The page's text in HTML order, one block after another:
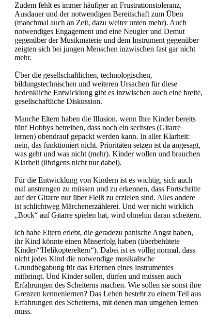
Zudem fehlt es immer häufiger an Frustrationstoleranz,
Ausdauer und der notwendigen Bereitschaft zum Üben
(manchmal auch an Zeit, dazu weiter unten mehr). Auch
notwendiges Engagement und eine Neugier und Demut
gegenüber der Musikmaterie und dem Instrument gegenüber
zeigten sich bei jungen Menschen inzwischen fast gar nicht
mehr.
Über die gesellschaftlichen, technologischen,
bildungstechnischen und weiteren Ursachen für diese
bedenkliche Entwicklung gibt es inzwischen auch eine breite,
gesellschaftliche Diskussion.
Manche Eltern haben die Illusion, wenn Ihre Kinder bereits
fünf Hobbys betreiben, dass noch ein sechstes (Gitarre
lernen) obendrauf gepackt werden kann. In aller Klarheit:
nein, das funktioniert nicht. Prioritäten setzen ist da angesagt,
was geht und was nicht (mehr). Kinder wollen und brauchen
Klarheit (übrigens nicht nur dabei).
Für die Entwicklung von Kindern ist es wichtig, sich auch
mal anstrengen zu müssen und zu erkennen, dass Fortschritte
auf der Gitarre nur über Fleiß zu erzielen sind. Alles andere
ist schlichtweg Märchenerzählerei. Und wer nicht wirklich
„Bock“ auf Gitarre spielen hat, wird ohnehin daran scheitern.
Ich habe Eltern erlebt, die geradezu panische Angst haben,
ihr Kind könnte einen Misserfolg haben (überbehütete
Kinder/“Helikoptereltern“). Dabei ist es völlig normal, dass
nicht jedes Kind die notwendige musikalische
Grundbegabung für das Erlernen eines Instrumentes
mitbringt. Und Kinder sollen, dürfen und müssen auch
Erfahrungen des Scheiterns machen. Wie sollen sie sonst ihre
Grenzen kennenlernen? Das Leben besteht zu einem Teil aus
Erfahrungen des Scheiterns, mit denen man umgehen lernen
muss.